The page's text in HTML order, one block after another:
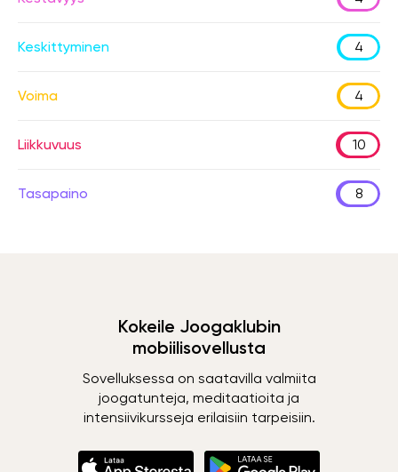
Keskittyminen 4
Voima 4
Liikkuvuus 10
Tasapaino 8
Kokeile Joogaklubin
mobiilisovellusta
Sovelluksessa on saatavilla valmiita
joogatunteja, meditaatioita ja
intensiivikursseja erilaisiin tarpeisiin.